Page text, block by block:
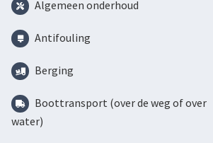
Algemeen onderhoud
Antifouling
Berging
Boottransport (over de weg of over
water)